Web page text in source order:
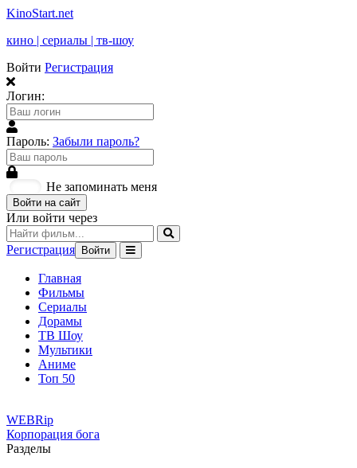
KinoStart.net
кино | сериалы | тв-шоу
Войти Регистрация
Логин:
Пароль: Забыли пароль?
Не запоминать меня
Войти на сайт
Или войти через
Регистрация Войти
Главная
Фильмы
Сериалы
Дорамы
ТВ Шоу
Мультики
Аниме
Топ 50
WEBRip
Корпорация бога
Разделы